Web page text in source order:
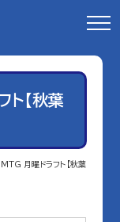
ト【秋葉
MTG 月曜ドラフト【秋葉